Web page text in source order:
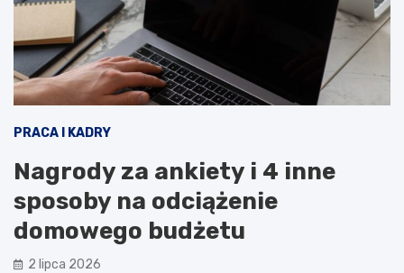
PRACA I KADRY
Nagrody za ankiety i 4 inne
sposoby na odciążenie
domowego budżetu
2 lipca 2026